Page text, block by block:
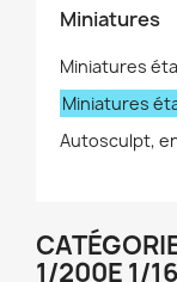
Miniatures
Miniatures
Miniatures
Autosculpt,
1/200E 1/